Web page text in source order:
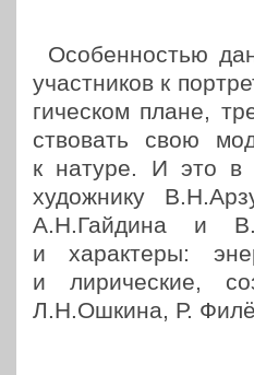
Осо­бен­но­стью
участ­ни­ков к
ги­че­ском плане,
ство­вать свою
к натуре. И это в
худож­ни­ку
А.Н.Гайдина и
и харак­те­ры:
и лири­че­ские,
Л.Н.Ошкина, Р.